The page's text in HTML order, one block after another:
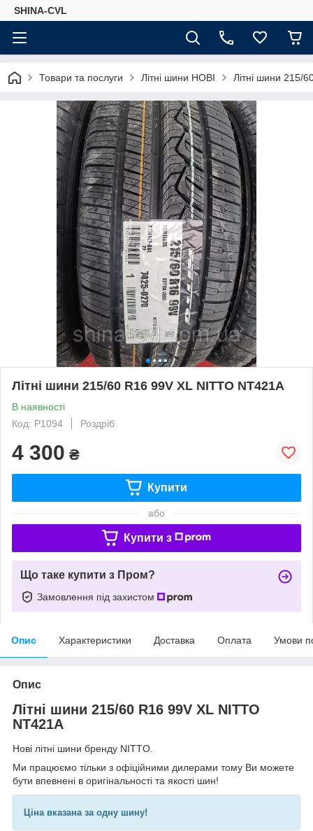
SHINA-CVL
Товари та послуги Літні шини НОВІ Літні шини 215/
Літні шини 215/60 R16 99V XL NITTO NT421A
В наявності
Код: Р1094
Роздріб
4 300 ₴
Купити
або
Купити з
Що таке купити з Пром?
Замовлення під захистом
Опис Характеристики Доставка Оплата Умови
Опис
Літні шини 215/60 R16 99V XL NITTO
NT421A
Нові літні шини бренду NITTO.
Ми працюємо тільки з офіційними дилерами тому Ви можете
бути впевнені в оригінальності та якості шин!
Ціна вказана за одну шину!